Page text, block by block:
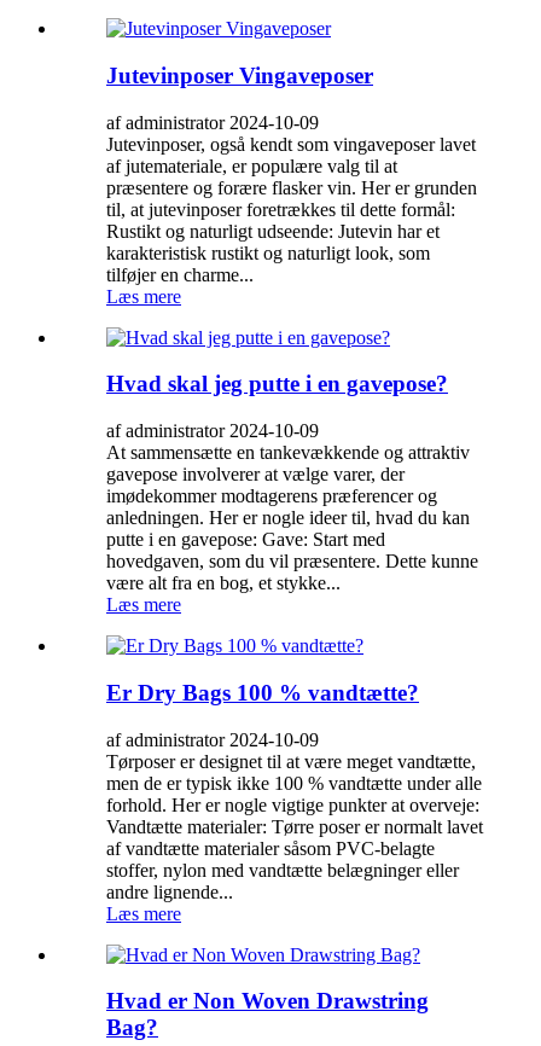
Jutevinposer Vingaveposer
af administrator 2024-10-09
Jutevinposer, også kendt som vingaveposer lavet
af jutemateriale, er populære valg til at
præsentere og forære flasker vin. Her er grunden
til, at jutevinposer foretrækkes til dette formål:
Rustikt og naturligt udseende: Jutevin har et
karakteristisk rustikt og naturligt look, som
tilføjer en charme...
Læs mere
Hvad skal jeg putte i en gavepose?
af administrator 2024-10-09
At sammensætte en tankevækkende og attraktiv
gavepose involverer at vælge varer, der
imødekommer modtagerens præferencer og
anledningen. Her er nogle ideer til, hvad du kan
putte i en gavepose: Gave: Start med
hovedgaven, som du vil præsentere. Dette kunne
være alt fra en bog, et stykke...
Læs mere
Er Dry Bags 100 % vandtætte?
af administrator 2024-10-09
Tørposer er designet til at være meget vandtætte,
men de er typisk ikke 100 % vandtætte under alle
forhold. Her er nogle vigtige punkter at overveje:
Vandtætte materialer: Tørre poser er normalt lavet
af vandtætte materialer såsom PVC-belagte
stoffer, nylon med vandtætte belægninger eller
andre lignende...
Læs mere
Hvad er Non Woven Drawstring
Bag?